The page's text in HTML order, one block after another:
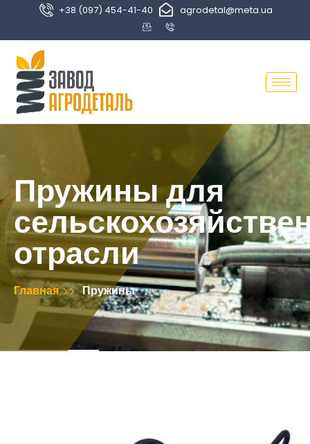
+38 (097) 454-41-40 agrodetal@meta.ua
Пружины для
отрасли
Главная Пружины